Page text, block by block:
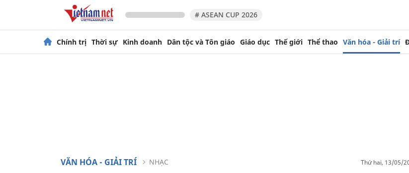
# ASEAN CUP 2026
Chính trị Thời sự Kinh doanh Dân tộc và Tôn giáo Giáo dục Thế giới Thể thao Văn hóa - Giải trí
VĂN HÓA - GIẢI TRÍ NHẠC thứ hai, 13/05/